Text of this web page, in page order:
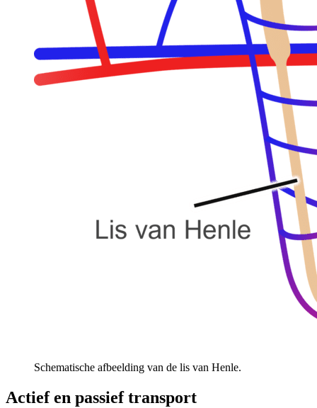
Schematische afbeelding van de lis van Henle.
Actief en passief transport